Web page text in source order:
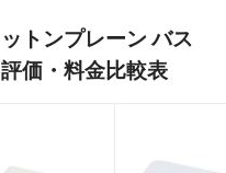
トンプレーン バス
価・料金比較表